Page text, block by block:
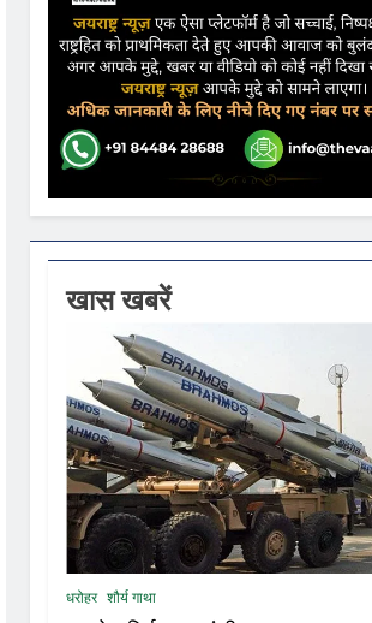
कहा- कार्यक्रम से सरकार का कोई संबंध नहीं
वस्त्रों को मिलेगा बढ़ावा
खास खबरें
धरोहर शौर्य गाथा